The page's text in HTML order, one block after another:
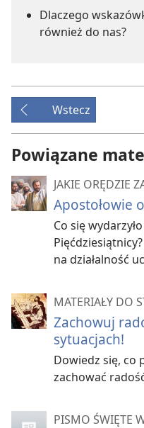
Dlaczego
również do nas?
Wstecz
Powiązane
JAKIE ORĘDZIE
Apostołowie
Co się
na działalność
MATERIAŁY DO
Zachowuj
sytuacjach!
Dowiedz się, co
zachować
PISMO ŚWIĘTE